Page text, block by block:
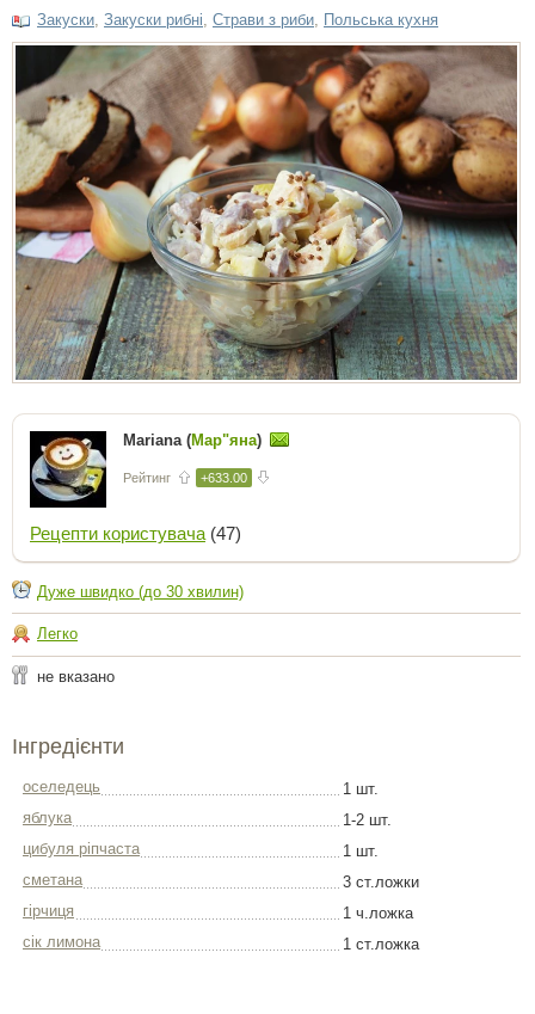
Закуски Закуски рибні Страви з риби Польська кухня
Mariana (Мар"яна)
Рейтинг +633.00
Рецепти користувача (47)
Дуже швидко (до 30 хвилин)
Легко
не вказано
Інгредієнти
оселедець
1 шт.
яблука
1-2 шт.
цибуля ріпчаста
1 шт.
сметана
3 ст.ложки
гірчиця
1 ч.ложка
сік лимона
1 ст.ложка